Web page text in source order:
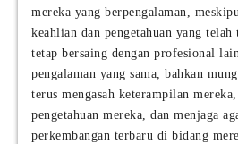
mereka yang berpengalaman,
keahlian dan pengetahuan yang
tetap bersaing dengan profesional
pengalaman yang sama, bahkan
terus mengasah keterampilan
pengetahuan mereka, dan menjaga
perkembangan terbaru di bidang